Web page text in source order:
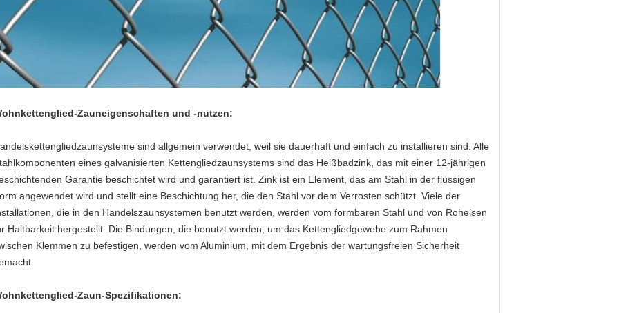
Zauneigenschaften und -nutzen:
sind allgemein verwendet, weil sie dauerhaft und einfach zu installieren sind. Alle
eines galvanisierten Kettengliedzaunsystems sind das Heißbadzink, das mit einer 12-jährigen
Garantie beschichtet wird und garantiert ist. Zink ist ein Element, das am Stahl in der flüssigen
angewendet wird und stellt eine Beschichtung her, die den Stahl vor dem Verrosten schützt. Viele der
die in den Handelszaunsystemen benutzt werden, werden vom formbaren Stahl und von Roheisen
Haltbarkeit hergestellt. Die Bindungen, die benutzt werden, um das Kettengliedgewebe zum Rahmen
Klemmen zu befestigen, werden vom Aluminium, mit dem Ergebnis der wartungsfreien Sicherheit
Zaun-Spezifikationen: